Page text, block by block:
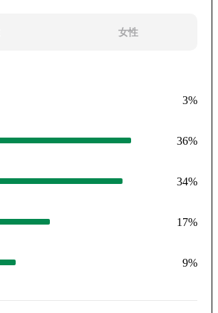
女性
3%
36%
34%
17%
9%